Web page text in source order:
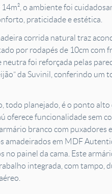
14m², o ambiente foi
praticidade e estética.
corrida natural traz
por rodapés de 10cm com
neutra foi reforçada pelas
da Suvinil, conferindo um
todo planejado, é o ponto alto
oferece funcionalidade sem
branco com puxadores
amadeirados em MDF
no painel da cama. Este
integrada, com tampo,